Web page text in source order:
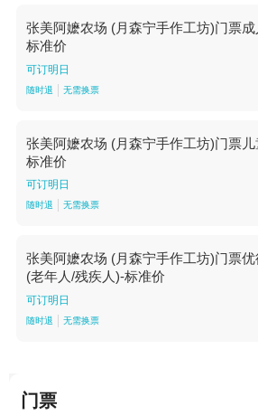
张美阿嬷农场 (月森宁手作工坊)门票
标准价
可订明日
随时退 无需换票
张美阿嬷农场 (月森宁手作工坊)门票
标准价
可订明日
随时退 无需换票
张美阿嬷农场 (月森宁手作工坊)门票
(老年人/残疾人)-标准价
可订明日
随时退 无需换票
门票